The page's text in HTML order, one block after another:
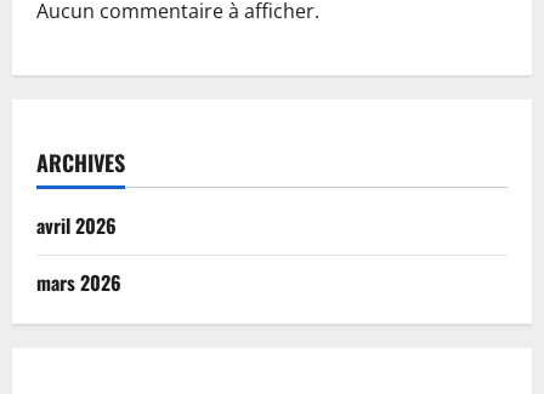
Aucun commentaire à afficher.
ARCHIVES
avril 2026
mars 2026